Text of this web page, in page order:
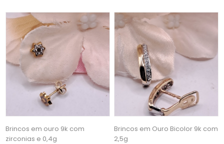
Brincos em ouro 9k com
zirconias e 0,4g
Brincos em Ouro Bicolor 9k com
2,5g